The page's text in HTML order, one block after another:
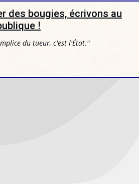
des bougies, écrivons au
!
du tueur, c'est l'État."